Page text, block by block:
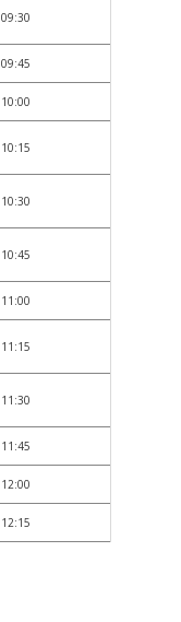
09:30
09:45
10:00
10:15
10:30
10:45
11:00
11:15
11:30
11:45
12:00
12:15